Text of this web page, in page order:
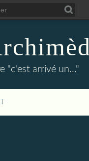
"c'est arrivé un..."